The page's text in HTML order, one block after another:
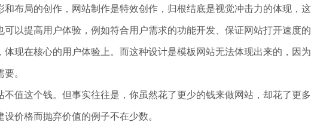
布局的创作，网站制作是特效创作，归根结底是视觉冲击力的体现，
以提高用户体验，例如符合用户需求的功能开发、保证网站打开速度的
现在核心的用户体验上。而这种设计是模板网站无法体现出来的，因
。
值这个钱。但事实往往是，你虽然花了更少的钱来做网站，却花了更
价格而抛弃价值的例子不在少数。